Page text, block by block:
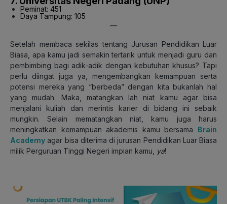
Peminat: 451
Daya Tampung: 105
—
Setelah membaca sekilas tentang Jurusan Pendidikan Luar
Biasa, apa kamu jadi semakin tertarik untuk menjadi guru dan
pembimbing bagi adik-adik dengan kebutuhan khusus? Tapi
perlu diingat juga ya, mengembangkan kemampuan serta
potensi mereka yang “berbeda” dengan kita bukanlah hal
yang mudah. Maka, matangkan lah niat kamu agar bisa
menjalani kuliah dan merintis karier di bidang ini sebaik
mungkin. Selain mematangkan niat, kamu juga harus
meningkatkan kemampuan akademis kamu bersama Brain
Academy agar bisa diterima di jurusan Pendidikan Luar Biasa
milik Perguruan Tinggi Negeri impian kamu,
ya!